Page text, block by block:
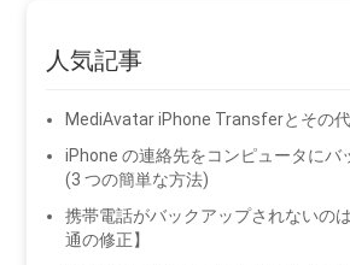
人気記事
MediAvatar iPhone Transferとその
iPhone の連絡先をコンピュータにバ
(3 つの簡単な方法)
携帯電話がバックアップされないの
通の修正】